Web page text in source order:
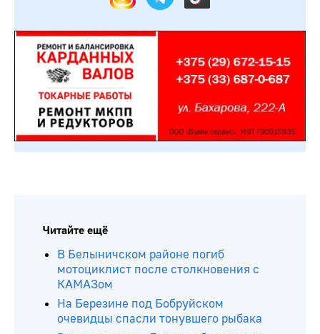
Читайте ещё
В Белыничском районе погиб
мотоциклист после столкновения с
КАМАЗом
На Березине под Бобруйском
очевидцы спасли тонувшего рыбака